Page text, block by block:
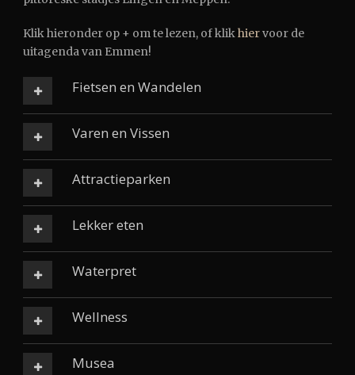
Klik hieronder op + om te lezen, of klikhiervoor de
uitagenda van Emmen!
Fietsen en Wandelen
Varen en Vissen
Attractieparken
Lekker eten
Waterpret
Wellness
Musea